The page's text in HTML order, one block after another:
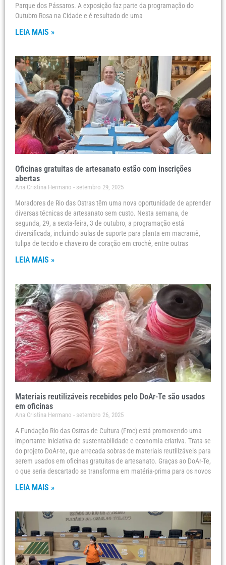
Parque dos Pássaros. A exposição faz parte da programação do
Outubro Rosa na Cidade e é resultado de uma
LEIA MAIS »
Oficinas gratuitas de artesanato estão com inscrições
abertas
Ana Cristina Hermano setembro 29, 2025
Moradores de Rio das Ostras têm uma nova oportunidade de aprender
diversas técnicas de artesanato sem custo. Nesta semana, de
segunda, 29, a sexta-feira, 3 de outubro, a programação está
diversificada, incluindo aulas de suporte para planta em macramê,
tulipa de tecido e chaveiro de coração em crochê, entre outras
LEIA MAIS »
Materiais reutilizáveis recebidos pelo DoAr-Te são usados
em oficinas
Ana Cristina Hermano setembro 26, 2025
A Fundação Rio das Ostras de Cultura (Froc) está promovendo uma
importante iniciativa de sustentabilidade e economia criativa. Trata-se
do projeto DoAr-te, que arrecada sobras de materiais reutilizáveis para
serem usados em oficinas gratuitas de artesanato. Graças ao DoAr-Te,
o que seria descartado se transforma em matéria-prima para os novos
LEIA MAIS »